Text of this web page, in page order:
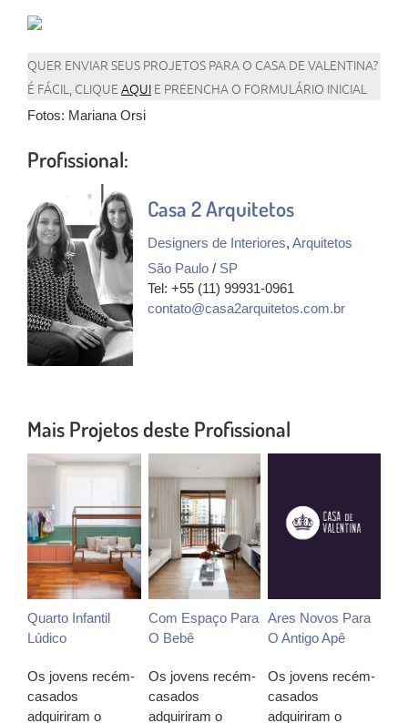
QUER ENVIAR SEUS PROJETOS PARA O CASA DE VALENTINA?
É FÁCIL, CLIQUEAQUI E PREENCHA O FORMULÁRIO INICIAL
Fotos: Mariana Orsi
Profissional:
Casa 2 Arquitetos
Designers de Interiores, Arquitetos
São Paulo / SP
Tel: +55 (11) 99931-0961
contato@casa2arquitetos.com.br
Mais Projetos deste Profissional
Quarto Infantil
Lúdico
Os jovens recém-
casados
adquiriram o
Com Espaço Para
O Bebê
Os jovens recém-
casados
adquiriram o
Ares Novos Para
O Antigo Apê
Os jovens recém-
casados
adquiriram o